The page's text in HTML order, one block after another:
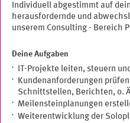
Individuell abgestimmt auf
herausfordernde und
unserem Consulting - Bereich
Deine Aufgaben
IT-Projekte leiten, steuern
Kundenanforderungen
Schnittstellen, Berichten, o.
Meilensteinplanungen
Weiterentwicklung der